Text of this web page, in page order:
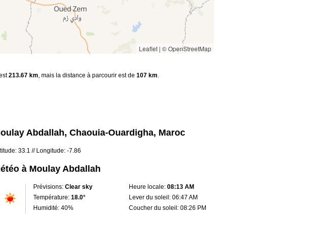
Leaflet | © OpenStreetMap
213.67 km, mais la distance à parcourir est de 107 km.
Abdallah, Chaouia-Ouardigha, Maroc
33.1 // Longitude: -7.86
à Moulay Abdallah
Prévisions: Clear sky
Température: 18.0°
Humidité: 40%
Heure locale: 08:13 AM
Lever du soleil: 06:47 AM
Coucher du soleil: 08:26 PM